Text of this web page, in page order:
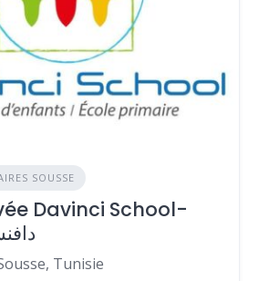
SOUSSE
Davinci School-
Tunisie